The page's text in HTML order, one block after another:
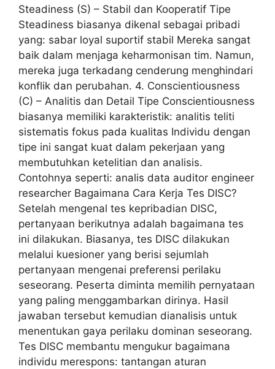
Steadiness (S) – Stabil dan Kooperatif Tipe
Steadiness biasanya dikenal sebagai pribadi
yang: sabar loyal suportif stabil Mereka sangat
baik dalam menjaga keharmonisan tim. Namun,
mereka juga terkadang cenderung menghindari
konflik dan perubahan. 4. Conscientiousness
(C) – Analitis dan Detail Tipe Conscientiousness
biasanya memiliki karakteristik: analitis teliti
sistematis fokus pada kualitas Individu dengan
tipe ini sangat kuat dalam pekerjaan yang
membutuhkan ketelitian dan analisis.
Contohnya seperti: analis data auditor engineer
researcher Bagaimana Cara Kerja Tes DISC?
Setelah mengenal tes kepribadian DISC,
pertanyaan berikutnya adalah bagaimana tes
ini dilakukan. Biasanya, tes DISC dilakukan
melalui kuesioner yang berisi sejumlah
pertanyaan mengenai preferensi perilaku
seseorang. Peserta diminta memilih pernyataan
yang paling menggambarkan dirinya. Hasil
jawaban tersebut kemudian dianalisis untuk
menentukan gaya perilaku dominan seseorang.
Tes DISC membantu mengukur bagaimana
individu merespons: tantangan aturan